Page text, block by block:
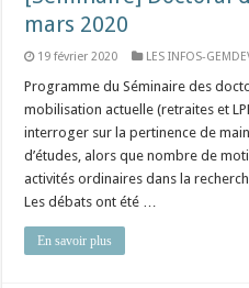
mars 2020
19 février 2020 LES INFOS-
Programme du Séminaire des
mobilisation actuelle (retraites et
interroger sur la pertinence de
d’études, alors que nombre de
activités ordinaires dans la
Les débats ont été …
En savoir plus